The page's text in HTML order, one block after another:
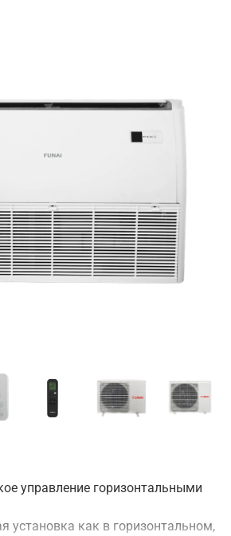
управление горизонтальными
установка как в горизонтальном,